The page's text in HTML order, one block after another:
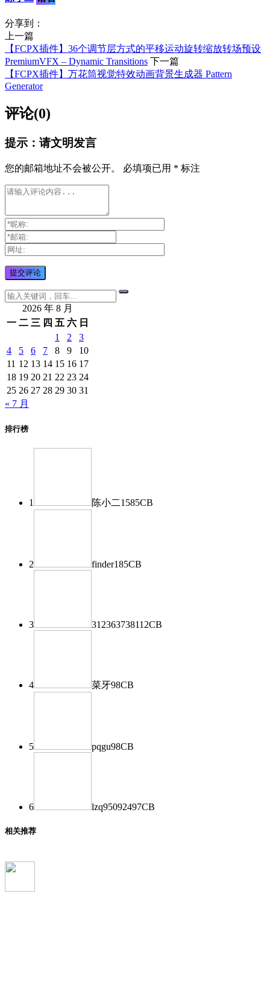
分享到：
上一篇
【FCPX插件】36个调节层方式的平移运动旋转缩放转场预设
PremiumVFX – Dynamic Transitions 下一篇
【FCPX插件】万花筒视觉特效动画背景生成器 Pattern
Generator
评论(0)
提示：请文明发言
您的邮箱地址不会被公开。 必填项已用 * 标注
2026 年 8 月
一 二 三 四 五 六 日
1
2
3
4
5 6 7 8 9
10
11 12 13 14 15 16 17
18 19 20 21 22 23 24
25 26 27 28 29 30 31
« 7 月
排行榜
1 陈小二1585CB
2 finder185CB
3 312363738112CB
4 菜牙98CB
5 pqgu98CB
6 lzq95092497CB
相关推荐